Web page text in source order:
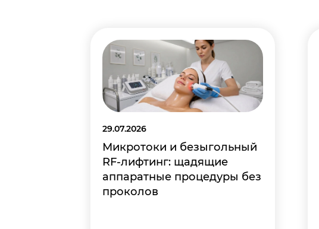
29.07.2026
Микротоки и безыгольный
RF-лифтинг: щадящие
аппаратные процедуры без
проколов